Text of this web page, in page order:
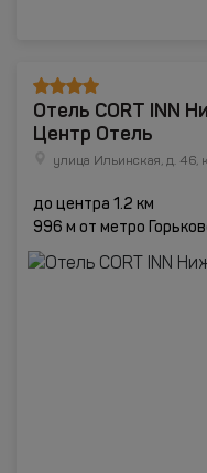
Отель CORT INN
Центр Отель
улица Ильинская, д. 46,
до центра 1.2 км
996 м от метро